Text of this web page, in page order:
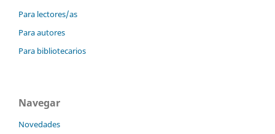
Para lectores/as
Para autores
Para bibliotecarios
Navegar
Novedades